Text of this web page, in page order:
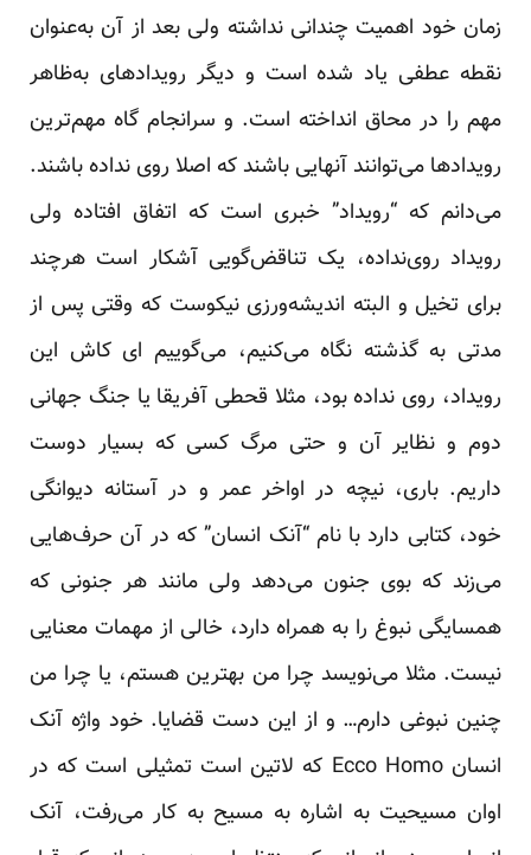
زمان خود اهمیت چندانی نداشته ولی بعد از آن به‌عنوان
نقطه عطفی یاد شده است و دیگر رویدادهای به‌ظاهر
مهم را در محاق انداخته است. و سرانجام گاه مهم‌ترین
رویدادها می‌توانند آنهایی باشند که اصلا روی نداده باشند.
می‌دانم که “رویداد” خبری است که اتفاق افتاده ولی
رویداد روی‌نداده، یک تناقض‌گویی آشکار است هرچند
برای تخیل و البته اندیشه‌ورزی نیکوست که وقتی پس از
مدتی به گذشته نگاه می‌کنیم، می‌گوییم ‌ای کاش این
رویداد، روی نداده بود، مثلا قحطی آفریقا یا جنگ جهانی
دوم و نظایر آن و حتی مرگ کسی که بسیار دوست
داریم. باری، نیچه در اواخر عمر و در آستانه دیوانگی
خود، کتابی دارد با نام “آنک انسان” که در آن حرف‌هایی
می‌زند که بوی جنون می‌دهد ولی مانند هر جنونی که
همسایگی نبوغ را به همراه دارد، خالی از مهمات معنایی
نیست. مثلا می‌نویسد چرا من بهترین هستم، یا چرا من
چنین نبوغی دارم… و از این دست قضایا. خود واژه آنک
انسان Ecco Homo که لاتین است تمثیلی است که در
اوان مسیحیت به اشاره به مسیح به کار می‌رفت، آنک